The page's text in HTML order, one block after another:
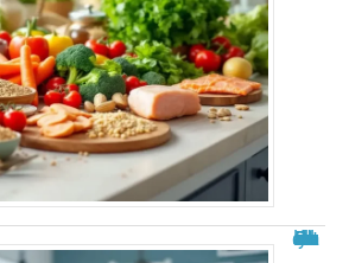
Roland Cayrol malade du cancer : état des rumeurs et réalités